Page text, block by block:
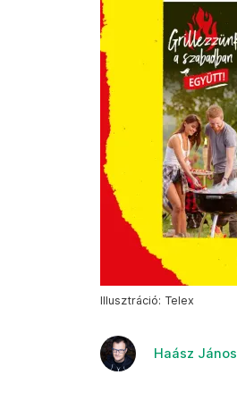
Illusztráció: Telex
Haász János